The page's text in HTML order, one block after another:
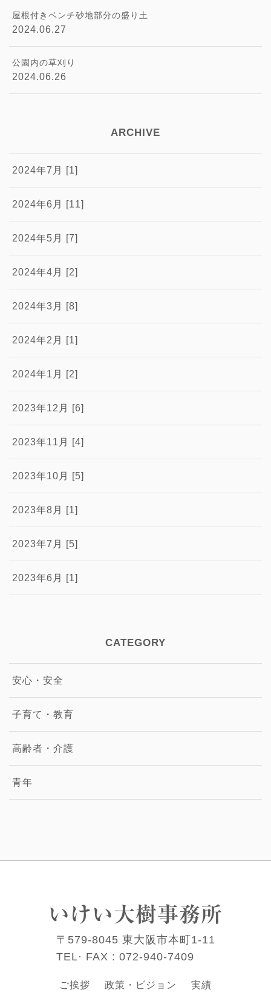
屋根付きベンチ砂地部分の盛り土
2024.06.27
公園内の草刈り
2024.06.26
ARCHIVE
2024年7月 [1]
2024年6月 [11]
2024年5月 [7]
2024年4月 [2]
2024年3月 [8]
2024年2月 [1]
2024年1月 [2]
2023年12月 [6]
2023年11月 [4]
2023年10月 [5]
2023年8月 [1]
2023年7月 [5]
2023年6月 [1]
CATEGORY
安心・安全
子育て・教育
高齢者・介護
青年
いけい大樹事務所
〒579-8045 東大阪市本町1-11
TEL· FAX : 072-940-7409
ご挨拶 政策・ビジョン 実績